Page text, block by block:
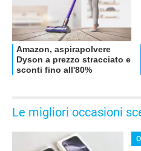
Le migliori occasioni